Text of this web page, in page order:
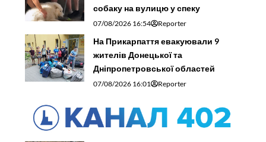
собаку на вулицю у спеку
07/08/2026 16:54 Reporter
На Прикарпаття евакуювали 9
жителів Донецької та
Дніпропетровської областей
07/08/2026 16:01 Reporter